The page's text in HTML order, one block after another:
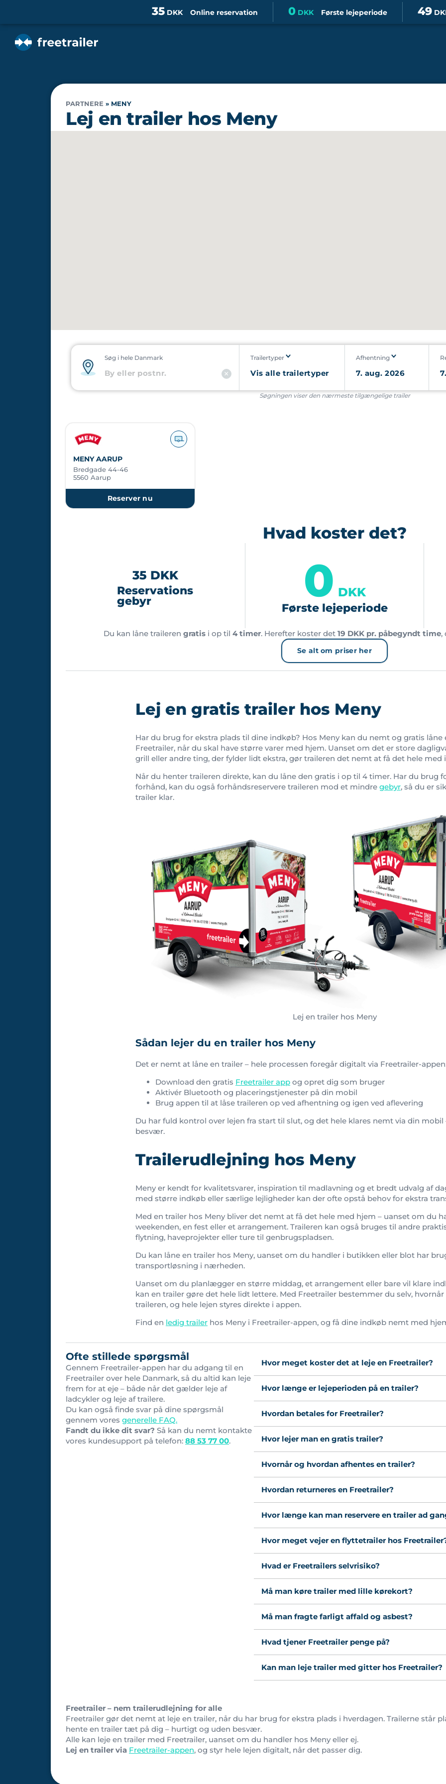
Online reservation
35DKK Første lejeperiode
0DKK 49
PARTNERE » MENY
Lej en trailer hos Meny
Søg i hele Danmark Trailertyper Afhentning
Søgningen viser den nærmeste tilgængelige trailer
MENY AARUP
Bredgade 44-46
5560 Aarup
Reserver nu
Hvad koster det?
35 DKK
Reservations
gebyr 0 DKK
Første lejeperiode
Du kan låne traileren gratisi op til 4 timer. Herefter koster det 19 DKK pr. påbegyndt time,
Se alt om priser her
Lej en gratis trailer hos Meny
Har du brug for ekstra plads til dine indkøb? Hos Meny kan du nemt og gratis låne
Freetrailer, når du skal have større varer med hjem. Uanset om det er store
grill eller andre ting, der fylder lidt ekstra, gør traileren det nemt at få det hele med
Når du henter traileren direkte, kan du låne den gratis i op til 4 timer. Har du brug
forhånd, kan du også forhåndsreservere traileren mod et mindre gebyr, så du er
trailer klar.
Lej en trailer hos Meny
Sådan lejer du en trailer hos Meny
Det er nemt at låne en trailer – hele processen foregår digitalt via Freetrailer-
Download den gratis Freetrailer app og opret dig som bruger
Aktivér Bluetooth og placeringstjenester på din mobil
Brug appen til at låse traileren op ved afhentning og igen ved aflevering
Du har fuld kontrol over lejen fra start til slut, og det hele klares nemt via din
besvær.
Trailerudlejning hos Meny
Meny er kendt for kvalitetsvarer, inspiration til madlavning og et bredt udvalg af
med større indkøb eller særlige lejligheder kan der ofte opstå behov for ekstra
Med en trailer hos Meny bliver det nemt at få det hele med hjem – uanset om du
weekenden, en fest eller et arrangement. Traileren kan også bruges til andre
flytning, haveprojekter eller ture til genbrugspladsen.
Du kan låne en trailer hos Meny, uanset om du handler i butikken eller blot har
transportløsning i nærheden.
Uanset om du planlægger en større middag, et arrangement eller bare vil klare
kan en trailer gøre det hele lidt lettere. Med Freetrailer bestemmer du selv,
traileren, og hele lejen styres direkte i appen.
Find en ledig trailer hos Meny i Freetrailer-appen, og få dine indkøb nemt med
Ofte stillede spørgsmål
Gennem Freetrailer-appen har du adgang til en
Freetrailer over hele Danmark, så du altid kan leje
frem for at eje – både når det gælder leje af
ladcykler og leje af trailere.
Du kan også finde svar på dine spørgsmål
gennem vores generelle FAQ.
Fandt du ikke dit svar? Så kan du nemt kontakte
vores kundesupport på telefon: 88 53 77 00.
Hvor meget koster det at leje en Freetrailer?
Hvor længe er lejeperioden på en trailer?
Hvordan betales for Freetrailer?
Hvor lejer man en gratis trailer?
Hvornår og hvordan afhentes en trailer?
Hvordan returneres en Freetrailer?
Hvor længe kan man reservere en trailer ad
Hvor meget vejer en flyttetrailer hos
Hvad er Freetrailers selvrisiko?
Må man køre trailer med lille kørekort?
Må man fragte farligt affald og asbest?
Hvad tjener Freetrailer penge på?
Kan man leje trailer med gitter hos Freetrailer?
Freetrailer – nem trailerudlejning for alle
Freetrailer gør det nemt at leje en trailer, når du har brug for ekstra plads i hverdagen. Trailerne står
hente en trailer tæt på dig – hurtigt og uden besvær.
Alle kan leje en trailer med Freetrailer, uanset om du handler hos Meny eller ej.
Lej en trailer via Freetrailer-appen, og styr hele lejen digitalt, når det passer dig.